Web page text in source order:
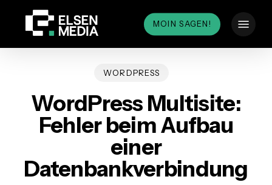
MOIN SAGEN!
WORDPRESS
WordPress Multisite:
Fehler beim Aufbau
einer
Datenbankverbindung